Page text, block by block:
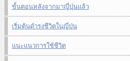
ขั้นตอนหลังจากมาญี่ปุ่นแล้ว
เริ่มต้นดำรงชีวิตในญี่ปุ่น
แนะแนวการใช้ชีวิต